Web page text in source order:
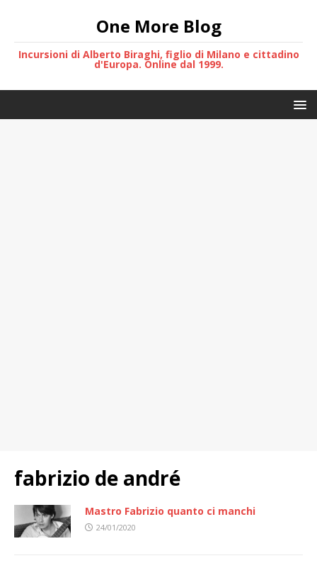
One More Blog
Incursioni di Alberto Biraghi, figlio di Milano e cittadino
d'Europa. Online dal 1999.
fabrizio de andré
Mastro Fabrizio quanto ci manchi
24/01/2020